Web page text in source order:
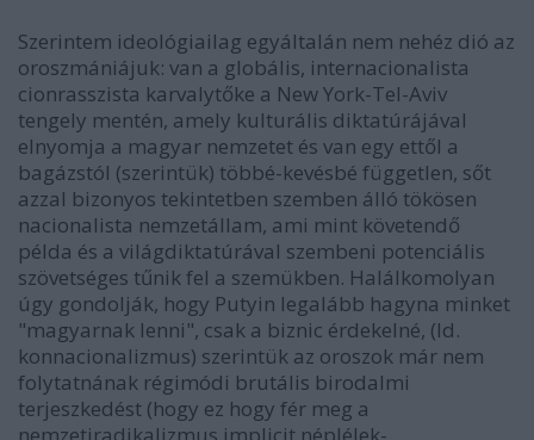
Szerintem ideológiailag egyáltalán nem nehéz dió az
oroszmániájuk: van a globális, internacionalista
cionrasszista karvalytőke a New York-Tel-Aviv
tengely mentén, amely kulturális diktatúrájával
elnyomja a magyar nemzetet és van egy ettől a
bagázstól (szerintük) többé-kevésbé független, sőt
azzal bizonyos tekintetben szemben álló tökösen
nacionalista nemzetállam, ami mint követendő
példa és a világdiktatúrával szembeni potenciális
szövetséges tűnik fel a szemükben. Halálkomolyan
úgy gondolják, hogy Putyin legalább hagyna minket
"magyarnak lenni", csak a biznic érdekelné, (ld.
konnacionalizmus) szerintük az oroszok már nem
folytatnának régimódi brutális birodalmi
terjeszkedést (hogy ez hogy fér meg a